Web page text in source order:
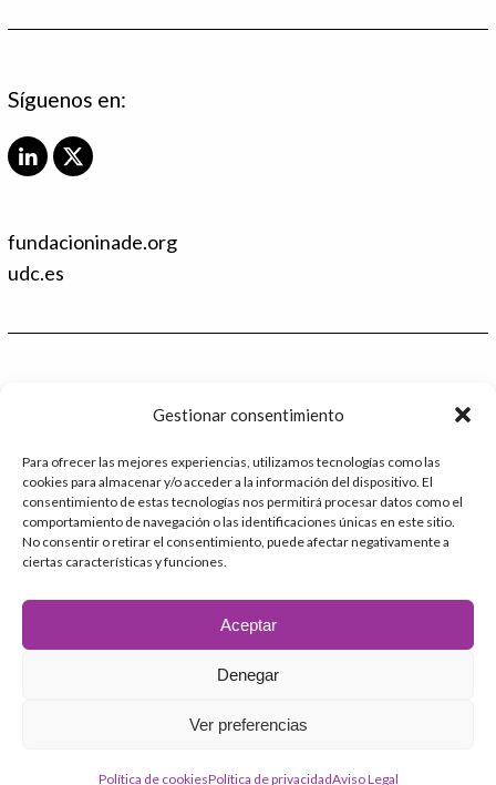
Gestionar consentimiento
Para ofrecer las mejores experiencias, utilizamos tecnologías como las
cookies para almacenar y/o acceder a la información del dispositivo. El
consentimiento de estas tecnologías nos permitirá procesar datos como el
comportamiento de navegación o las identificaciones únicas en este sitio.
No consentir o retirar el consentimiento, puede afectar negativamente a
ciertas características y funciones.
Aceptar
Denegar
Ver preferencias
Política de cookiesPolítica de privacidadAviso Legal
Síguenos en:
L
e
d
X
t
fundacioninade.org
udc.es
986 48 52 28 - Ext.2
administracion@catedrafundacioninade.org
Universidade da Coruña - Facultad de Derecho
Campus Elviña s/n
15071 – A Coruña
Política de cookies